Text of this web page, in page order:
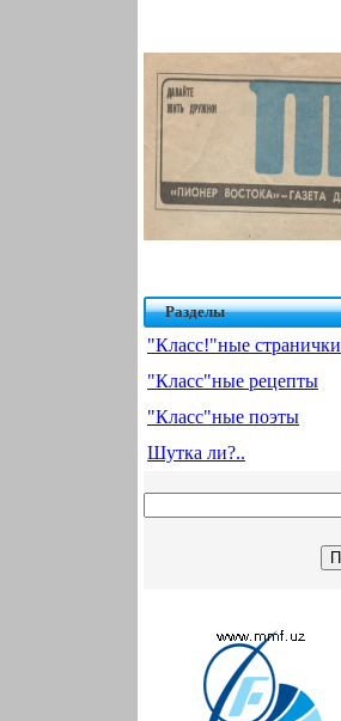
Разделы
"Класс!"ные странички
"Класс"ные рецепты
"Класс"ные поэты
Шутка ли?..